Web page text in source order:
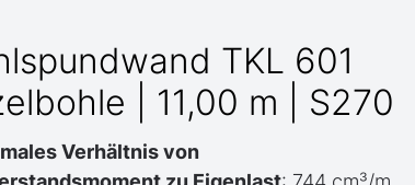
TKL 601
| 11,00 m | S270
Verhältnis von